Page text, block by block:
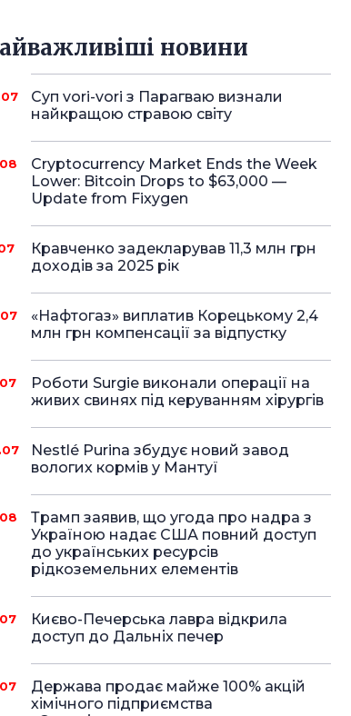
новини
Суп vori-vori з Парагваю визнали
найкращою стравою світу
Cryptocurrency Market Ends the Week
Lower: Bitcoin Drops to $63,000 —
Update from Fixygen
Кравченко задекларував 11,3 млн грн
доходів за 2025 рік
«Нафтогаз» виплатив Корецькому 2,4
млн грн компенсації за відпустку
Роботи Surgie виконали операції на
живих свинях під керуванням хірургів
Nestlé Purina збудує новий завод
вологих кормів у Мантуї
Трамп заявив, що угода про надра з
Україною надає США повний доступ
до українських ресурсів
рідкоземельних елементів
Києво-Печерська лавра відкрила
доступ до Дальніх печер
Держава продає майже 100% акцій
хімічного підприємства